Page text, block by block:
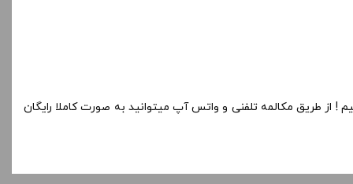
! از طریق مکالمه تلفنی و واتس آپ میتوانید به صورت کاملا رایگان